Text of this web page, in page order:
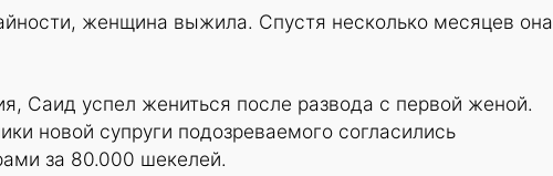
женщина выжила. Спустя несколько месяцев она
Саид успел жениться после развода с первой женой.
новой супруги подозреваемого согласились
за 80.000 шекелей.